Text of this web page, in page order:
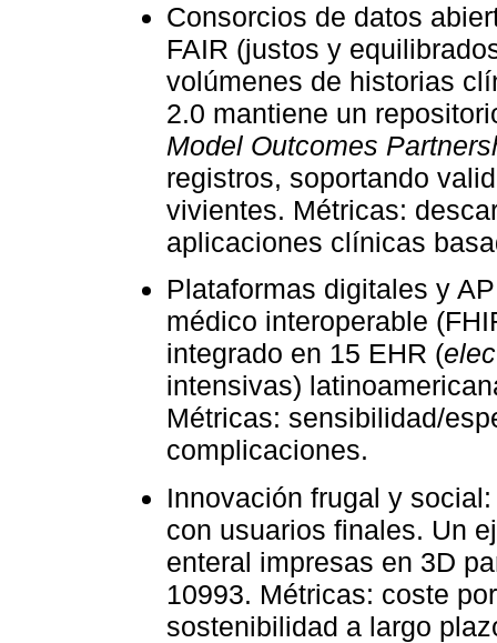
Consorcios de datos
FAIR (justos y
volúmenes de historias
2.0 mantiene un
Model Outcomes
registros, soportando
vivientes. Métricas:
aplicaciones clínicas
Plataformas digitales y
médico interoperable
integrado en 15 EHR (
intensivas)
Métricas: sensibilidad/
complicaciones.
Innovación frugal y
con usuarios finales. Un
enteral impresas en 3D
10993. Métricas: coste
sostenibilidad a largo